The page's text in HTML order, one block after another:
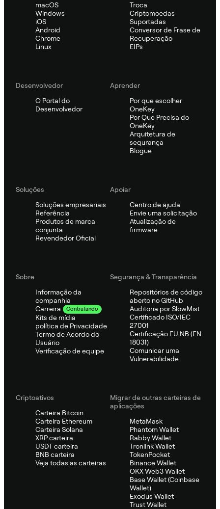
macOS
Windows
iOS
Android
Chrome
Linux
Troca
Criptomoedas
Suportadas
Conversor de Frase de
Recuperação
EIPs
Desenvolvedor
O Portal do
Desenvolvedor
Aprender
Por que escolher
OneKey
Por Que Precisa do
OneKey
Arquitetura de
segurança
Blogue
Soluções
Soluções empresariais
Referência
Produtos de marca
conjunta
Revendedor Oficial
Apoiar
Centro de ajuda
Envie uma solicitação
Atualização de
firmware
Sobre
Informação da
companhia
Carreira
Contratando
Kits de mídia
política de Privacidade
Termo de Acordo do
Usuário
Verificação de equipe
Segurança & Transparência
Repositórios de código
aberto no GitHub
Auditoria por SlowMist
Certificado ISO/IEC
27001
Certificação EU NB (EN
18031)
Comunicar uma
Vulnerabilidade
Criptoativos
Carteira Bitcoin
Carteira Ethereum
Carteira Solana
XRP carteira
USDT carteira
BNB carteira
Veja todas as carteiras
Migrar de outras carteiras de
aplicações
MetaMask
Phantom Wallet
Rabby Wallet
Tronlink Wallet
TokenPocket
Binance Wallet
OKX Web3 Wallet
Base Wallet (Coinbase
Wallet)
Exodus Wallet
Trust Wallet